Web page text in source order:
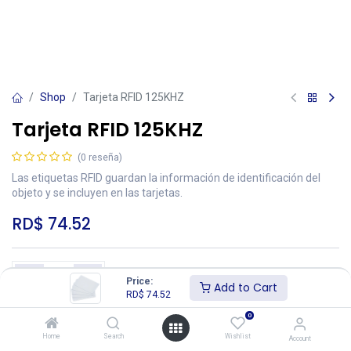
Price:
RD$ 74.52 Add to Cart
Home Search
0
Wishlist Account
Shop Tarjeta RFID 125KHZ
Tarjeta RFID 125KHZ
(0 reseña)
Las etiquetas RFID guardan la información de identificación del
objeto y se incluyen en las tarjetas.
RD$ 74.52
Add to Cart Buy Now